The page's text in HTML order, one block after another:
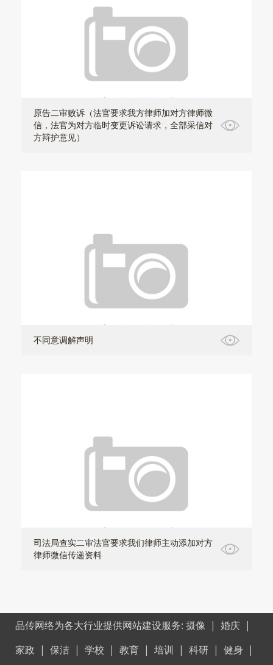
原告二审败诉（法官要求我方律师加对方律师微
信，法官为对方临时变更诉讼请求，全部采信对
方辩护意见）
不同意调解声明
司法局查实二审法官要求我们律师主动添加对方
律师微信传递资料
品传网络为各大行业提供网站建设服务: 摄像 | 婚庆 |
家政 | 保洁 | 学校 | 教育 | 培训 | 科研 | 健身 |